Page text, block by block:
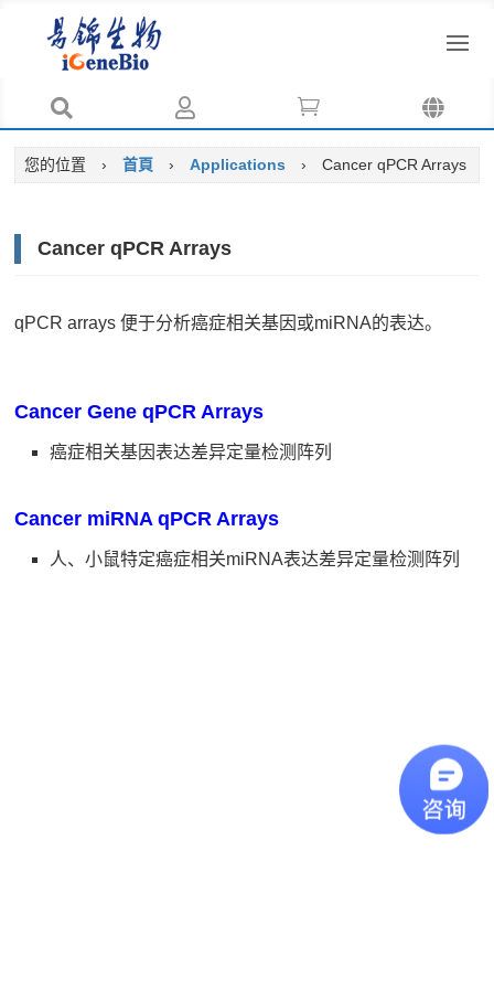
   
您的位置 › 首頁 › Applications › Cancer qPCR Arrays
Cancer qPCR Arrays
qPCR arrays 便于分析癌症相关基因或miRNA的表达。
Cancer Gene qPCR Arrays
癌症相关基因表达差异定量检测阵列
Cancer miRNA qPCR Arrays
人、小鼠特定癌症相关miRNA表达差异定量检测阵列